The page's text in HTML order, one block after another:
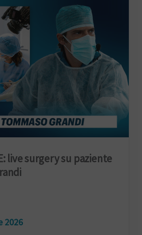
live surgery su paziente
2026